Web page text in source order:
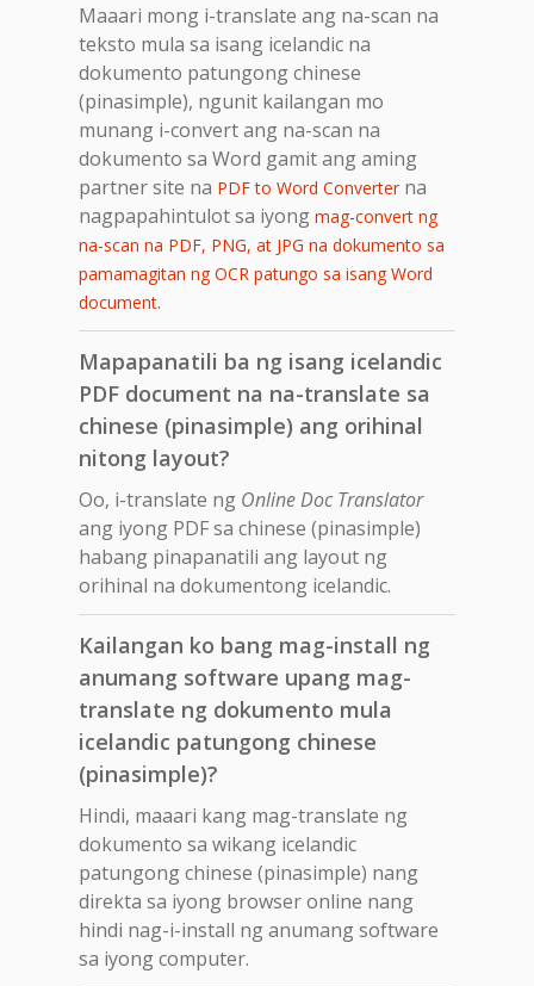
Maaari mong i-translate ang na-scan na
teksto mula sa isang icelandic na
dokumento patungong chinese
(pinasimple), ngunit kailangan mo
munang i-convert ang na-scan na
dokumento sa Word gamit ang aming
partner site na PDF to Word Converterna
nagpapahintulot sa iyong mag-convert ng
na-scan na PDF, PNG, at JPG na dokumento sa
pamamagitan ng OCR patungo sa isang Word
document.
Mapapanatili ba ng isang icelandic
PDF document na na-translate sa
chinese (pinasimple) ang orihinal
nitong layout?
Oo, i-translate ng Online Doc Translator
ang iyong PDF sa chinese (pinasimple)
habang pinapanatili ang layout ng
orihinal na dokumentong icelandic.
Kailangan ko bang mag-install ng
anumang software upang mag-
translate ng dokumento mula
icelandic patungong chinese
(pinasimple)?
Hindi, maaari kang mag-translate ng
dokumento sa wikang icelandic
patungong chinese (pinasimple) nang
direkta sa iyong browser online nang
hindi nag-i-install ng anumang software
sa iyong computer.